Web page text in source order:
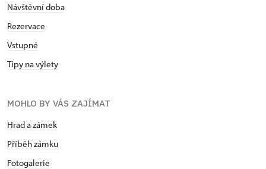
Návštěvní doba
Rezervace
Vstupné
Tipy na výlety
MOHLO BY VÁS ZAJÍMAT
Hrad a zámek
Příběh zámku
Fotogalerie